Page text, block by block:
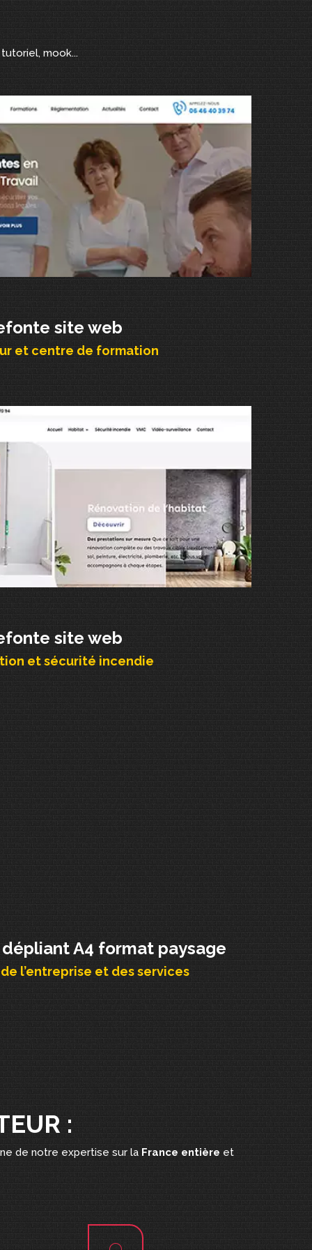
mook...
site web
et centre de formation
site web
et sécurité incendie
dépliant A4 format paysage
l’entreprise et des services
:
de notre expertise sur la France entière et